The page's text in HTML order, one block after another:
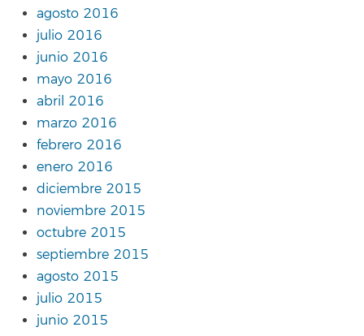
agosto 2016
julio 2016
junio 2016
mayo 2016
abril 2016
marzo 2016
febrero 2016
enero 2016
diciembre 2015
noviembre 2015
octubre 2015
septiembre 2015
agosto 2015
julio 2015
junio 2015